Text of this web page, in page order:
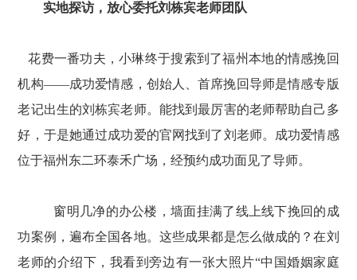
实地探访，放心委托刘栋宾老师团队
花费一番功夫，小琳终于搜索到了福州本地的情感挽回
机构——成功爱情感，创始人、首席挽回导师是情感专版
老记出生的刘栋宾老师。能找到最厉害的老师帮助自己多
好，于是她通过成功爱的官网找到了刘老师。成功爱情感
位于福州东二环泰禾广场，经预约成功面见了导师。
窗明几净的办公楼，墙面挂满了线上线下挽回的成
功案例，遍布全国各地。这些成果都是怎么做成的？在刘
老师的介绍下，我看到旁边有一张大照片“中国婚姻家庭